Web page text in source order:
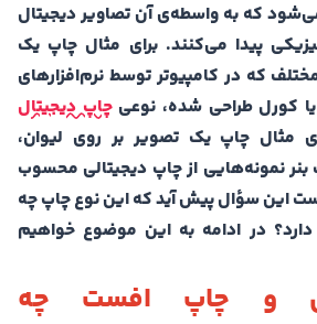
که به واسطه‌ی آن تصاویر دیجیتال
پیدا می‌کنند. برای مثال چاپ یک
که در کامپیوتر توسط نرم‌افزارهای
کورل طراحی شده، نوعیچاپ دیجیتال
چاپ یک تصویر بر روی لیوان،
بنر نمونه‌هایی از چاپ دیجیتالی محسوب
این سؤال پیش آید که این نوع چاپ چه
در ادامه به این موضوع خواهیم
و چاپ افست چه